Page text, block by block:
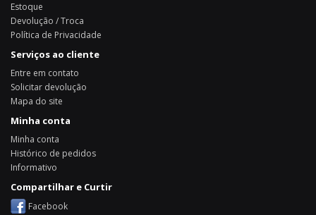
Estoque
Devolução / Troca
Política de Privacidade
Serviços ao cliente
Entre em contato
Solicitar devolução
Mapa do site
Minha conta
Minha conta
Histórico de pedidos
Informativo
Compartilhar e Curtir
Facebook